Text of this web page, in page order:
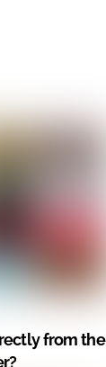
from the